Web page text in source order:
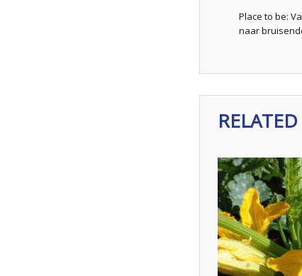
Place to be:
naar